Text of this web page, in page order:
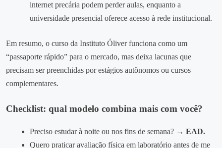
internet precária podem perder aulas, enquanto a
universidade presencial oferece acesso à rede institucional.
Em resumo, o curso da Instituto Óliver funciona como um
“passaporte rápido” para o mercado, mas deixa lacunas que
precisam ser preenchidas por estágios autônomos ou cursos
complementares.
Checklist: qual modelo combina mais com você?
Preciso estudar à noite ou nos fins de semana? → EAD.
Quero praticar avaliação física em laboratório antes de me